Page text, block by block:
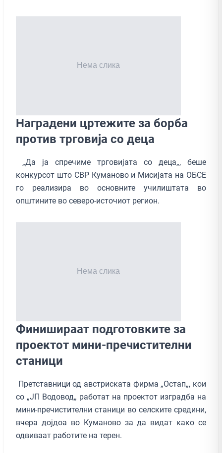
Наградени цртежите за борба
против трговија со деца
„Да ја спречиме трговијата со деца„, беше
конкурсот што СВР Куманово и Мисијата на ОБСЕ
го реализира во основните училиштата во
општините во северо-источиот регион.
Финишираат подготовките за
проектот мини-пречистителни
станици
Претставници од австриската фирма „Остап„, кои
со „ЈП Водовод„ работат на проектот изградба на
мини-пречистителни станици во селските средини,
вчера дојдоа во Куманово за да видат како се
одвиваат работите на терен.